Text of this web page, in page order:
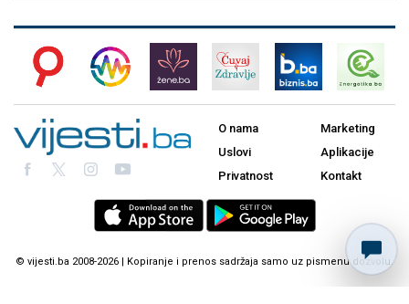
O nama
Uslovi
Privatnost
Marketing
Aplikacije
Kontakt
© vijesti.ba 2008-2026 | Kopiranje i prenos sadržaja samo uz pismenu dozvolu.